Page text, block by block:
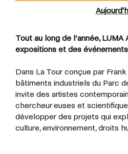
Tout au long de l’année,
expositions et des
Dans La Tour conçue par
bâtiments industriels du Parc
invite des artistes
chercheur·euses et
développer des projets qui
culture, environnement, droits